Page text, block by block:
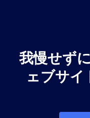
我慢せず
ェブサイ